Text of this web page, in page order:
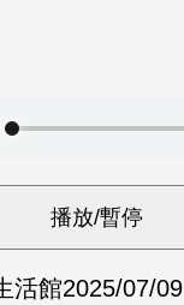
活館2025/07/09